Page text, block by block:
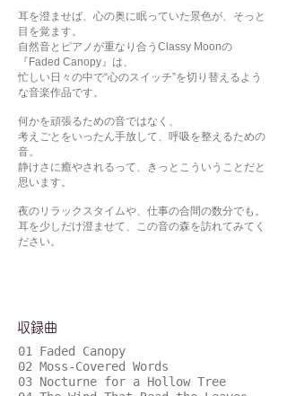
耳を澄ませば、心の奥に眠っていた景色が、そっと
目を覚ます。
自然音とピアノが重なり合うClassy Moonの
『Faded Canopy』は、
忙しい日々の中で“心のスイッチ”を切り替えるよう
な音楽作品です。
何かを頑張るための音ではなく、
考えごとをいったん手放して、呼吸を整えるための
音。
静けさに癒やされるって、きっとこういうことだと
思います。
夜のリラックスタイムや、仕事の合間の数分でも。
耳を少しだけ澄ませて、この音の森を訪れてみてく
ださい。
​収録曲
01 Faded Canopy
02 Moss-Covered Words
03 Nocturne for a Hollow Tree